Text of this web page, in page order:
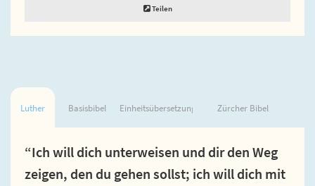
Teilen
Luther Basisbibel Einheitsübersetzung Zürcher Bibel
“Ich will dich unterweisen und dir den Weg
zeigen, den du gehen sollst; ich will dich mit